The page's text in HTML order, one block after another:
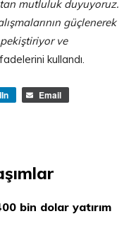
mutluluk duyuyoruz.
güçlenerek
ve
kullandı.
Email
bin dolar yatırım